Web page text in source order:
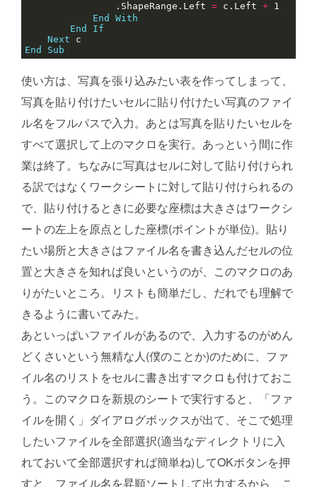
                .ShapeRange.Left
= c.Left +
End
With
End
If
Next
End
Sub
使い方は、写真を張り込みたい表を作ってしまって、
写真を貼り付けたいセルに貼り付けたい写真のファイ
ル名をフルパスで入力。あとは写真を貼りたいセルを
すべて選択して上のマクロを実行。あっという間に作
業は終了。ちなみに写真はセルに対して貼り付けられ
る訳ではなくワークシートに対して貼り付けられるの
で、貼り付けるときに必要な座標は大きさはワークシ
ートの左上を原点とした座標(ポイントが単位)。貼り
たい場所と大きさはファイル名を書き込んだセルの位
置と大きさを知れば良いというのが、このマクロのあ
りがたいところ。リストも簡単だし、だれでも理解で
きるように書いてみた。
あといっぱいファイルがあるので、入力するのがめん
どくさいという無精な人(僕のことか)のために、ファ
イル名のリストをセルに書き出すマクロも付けておこ
う。このマクロを新規のシートで実行すると、「ファ
イルを開く」ダイアログボックスが出て、そこで処理
したいファイルを全部選択(適当なディレクトリに入
れておいて全部選択すれば簡単ね)してOKボタンを押
すと、ファイル名を昇順ソートして出力するから、こ